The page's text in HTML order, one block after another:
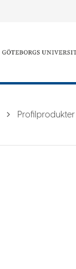
Profilprodukter